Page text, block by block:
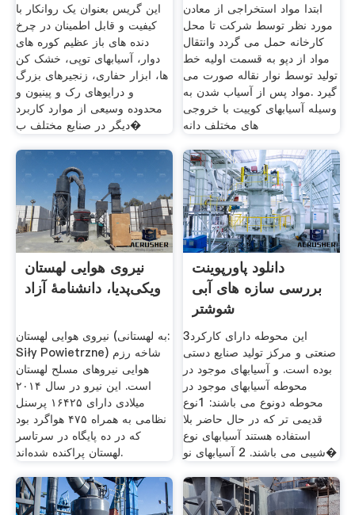
این گریس بعنوان یک روانکار با
کیفیت و قابل اطمینان در چرخ
دنده های باز عظیم کوره های
دوار، آسیابهای توپی، خشک کن
ها، ابزار حفاری، زنجیرهای بزرگ
و درایوهای رک و پینیون و
محدوده وسیعی از موارد کاربرد
ديگر در صنایع مختلف ب�
ابتدا مواد استخراجی از معادن
مورد نظر توسط شرکت تا محل
کارخانه حمل می گردد وانتقال
مواد از دپو به قسمت اولیه خط
تولید توسط نوار نقاله صورت می
گیرد .مواد پس از آسیاب شدن به
وسیله آسیابهای کوییت با خروجی
های مختلف دانه
نیروی هوایی لهستان
ویکی‌پدیا، دانشنامهٔ آزاد
نیروی هوایی لهستان (به لهستانی:
Siły Powietrzne) شاخه رزم
هوایی نیروهای مسلح لهستان
است. این نیرو در سال ۲۰۱۴
میلادی دارای ۱۶۴۲۵ پرسنل
نظامی به همراه ۴۷۵ هواگرد بود
که در ده پایگاه در سرتاسر
لهستان پراکنده شده‌اند.
دانلود پاورپوینت
بررسی سازه های آبی
شوشتر
3این محوطه دارای کارکرد
صنعتی و مرکز تولید صنایع دستی
بوده است. و آسیابهای موجود در
محوطه آسیابهای موجود در
محوطه دونوع می باشند: 1نوع
قدیمی تر که در حال حاضر بلا
استفاده هستند آسیابهای نوع
شیبی می باشند. 2 آسیابهای نو�